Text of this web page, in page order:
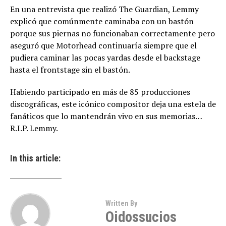
En una entrevista que realizó The Guardian, Lemmy
explicó que comúnmente caminaba con un bastón
porque sus piernas no funcionaban correctamente pero
aseguró que Motorhead continuaría siempre que el
pudiera caminar las pocas yardas desde el backstage
hasta el frontstage sin el bastón.
Habiendo participado en más de 85 producciones
discográficas, este icónico compositor deja una estela de
fanáticos que lo mantendrán vivo en sus memorias…
R.I.P. Lemmy.
In this article:
Written By
Oidossucios